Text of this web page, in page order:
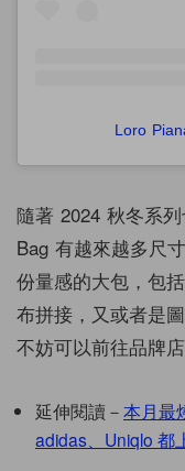
Loro
隨著 2024 秋冬系
Bag 有越來越多尺
份量感的大包，包
布拼接，又或者是
不妨可以前往品牌
延伸閱讀－本月最
adidas、Uniqlo 都